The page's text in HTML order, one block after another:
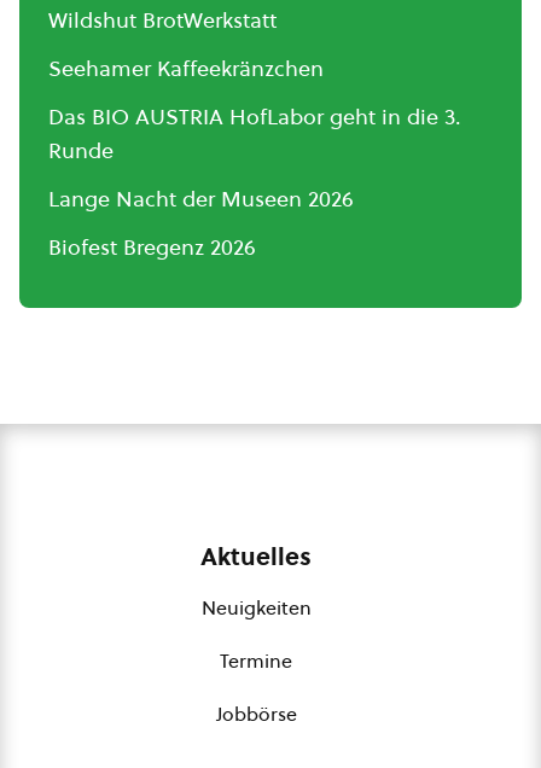
Wildshut BrotWerkstatt
Seehamer Kaffeekränzchen
Das BIO AUSTRIA HofLabor geht in die 3.
Runde
Lange Nacht der Museen 2026
Biofest Bregenz 2026
Aktuelles
Neuigkeiten
Termine
Jobbörse